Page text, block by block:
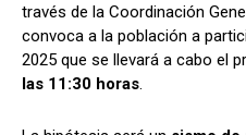
través de la Coordinación
convoca a la población a
2025 que se llevará a cabo el
las 11:30 horas.